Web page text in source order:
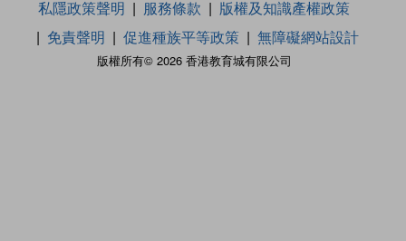
版權所有© 2026 香港教育城有限公司
私隱政策聲明 服務條款
版權及知識產權政策
免責聲明
促進種族平等政策 無障礙網站設計